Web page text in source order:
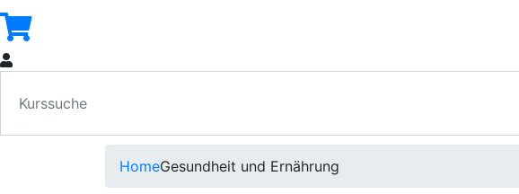
HomeGesundheit und Ernährung